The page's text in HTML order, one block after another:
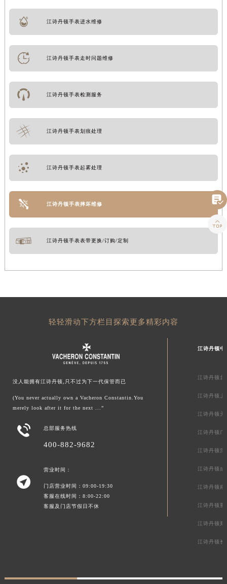
江诗丹顿手表进水维修
江诗丹顿手表走时问题维修
江诗丹顿手表检测服务
江诗丹顿手表划痕处理
江诗丹顿手表起雾处理
江诗丹顿手表摔坏维修
江诗丹顿手表表带更换/订购/定制
轻轻滑动下方栏目探索更多精彩内容
没人能拥有江诗丹顿,只不过为下一代保管而已
(You never actually own a Vacheron Constantin.You
merely look after it for the next ...”
 总部服务热线
400-882-9682

营业时间：
门店营业时间：09:00-19:30
客服在线时间：8:00-22:00
客服及门店节假日不休
江诗丹顿中
江诗丹顿北
江诗丹顿上
江诗丹顿天
江诗丹顿广
江诗丹顿深
江诗丹顿成
江诗丹顿南
江诗丹顿重
江诗丹顿郑
江诗丹顿长

